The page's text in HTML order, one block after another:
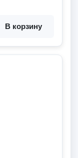
В корзину